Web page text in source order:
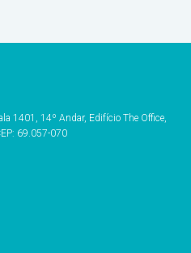
1401, 14º Andar, Edifício The Office,
69.057-070